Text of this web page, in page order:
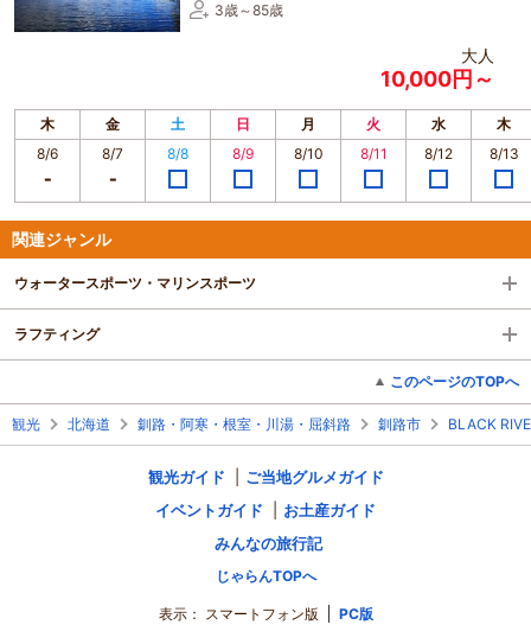
3歳～85歳
大人
10,000円～
木 金 土 日 月 火 水
木
8/6
8/7 8/8 8/9 8/10 8/11 8/12 8/13
関連ジャンル
ウォータースポーツ・マリンスポーツ
ラフティング
このページのTOPへ
観光 北海道 釧路・阿寒・根室・川湯・屈斜路 釧路市 BLACK
観光ガイド
ご当地グルメガイド
イベントガイド
お土産ガイド
みんなの旅行記
じゃらんTOPへ
表示： スマートフォン版 PC版